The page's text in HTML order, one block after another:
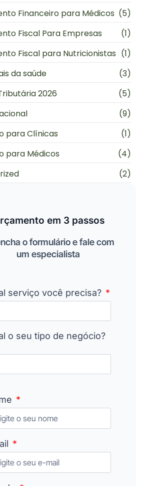
Financeiro para Médicos (5)
Fiscal Para Empresas
(1)
Fiscal para Nutricionistas (1)
da saúde
(3)
2026
(5)
(9)
para Clínicas
(1)
para Médicos
(4)
(2)
em 3 passos
o formulário e fale com
um especialista
serviço você precisa?
o seu tipo de negócio?